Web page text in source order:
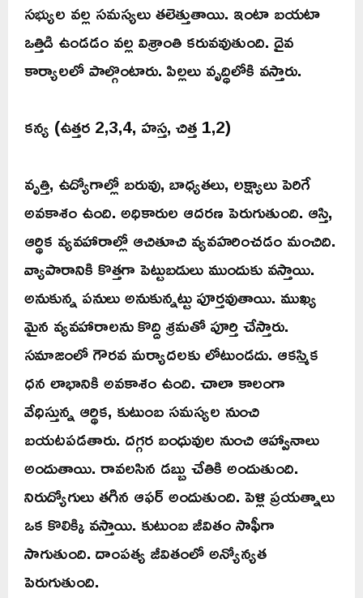
సభ్యుల వల్ల సమస్యలు తలెత్తుతాయి. ఇంటా బయటా
ఒత్తిడి ఉండడం వల్ల విశ్రాంతి కరువవుతుంది. దైవ
కార్యాలలో పాల్గొంటారు. పిల్లలు వృద్ధిలోకి వస్తారు.
కన్య (ఉత్తర 2,3,4, హస్త, చిత్త 1,2)
వృత్తి, ఉద్యోగాల్లో బరువు, బాధ్యతలు, లక్ష్యాలు పెరిగే
అవకాశం ఉంది. అధికారుల ఆదరణ పెరుగుతుంది. ఆస్తి,
ఆర్థిక వ్యవహారాల్లో ఆచితూచి వ్యవహరించడం మంచిది.
వ్యాపారానికి కొత్తగా పెట్టుబడులు ముందుకు వస్తాయి.
అనుకున్న పనులు అనుకున్నట్టు పూర్తవుతాయి. ముఖ్య
మైన వ్యవహారాలను కొద్ది శ్రమతో పూర్తి చేస్తారు.
సమాజంలో గౌరవ మర్యాదలకు లోటుండదు. ఆకస్మిక
ధన లాభానికి అవకాశం ఉంది. చాలా కాలంగా
వేధిస్తున్న ఆర్థిక, కుటుంబ సమస్యల నుంచి
బయటపడతారు. దగ్గర బంధువుల నుంచి ఆహ్వానాలు
అందుతాయి. రావలసిన డబ్బు చేతికి అందుతుంది.
నిరుద్యోగులు తగిన ఆఫర్ అందుతుంది. పెళ్లి ప్రయత్నాలు
ఒక కొలిక్కి వస్తాయి. కుటుంబ జీవితం సాఫీగా
సాగుతుంది. దాంపత్య జీవితంలో అన్యోన్యత
పెరుగుతుంది.